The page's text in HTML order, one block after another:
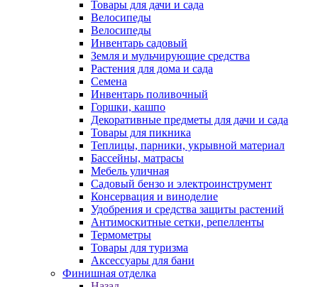
Товары для дачи и сада
Велосипеды
Велосипеды
Инвентарь садовый
Земля и мульчирующие средства
Растения для дома и сада
Семена
Инвентарь поливочный
Горшки, кашпо
Декоративные предметы для дачи и сада
Товары для пикника
Теплицы, парники, укрывной материал
Бассейны, матрасы
Мебель уличная
Садовый бензо и электроинструмент
Консервация и виноделие
Удобрения и средства защиты растений
Антимоскитные сетки, репелленты
Термометры
Товары для туризма
Аксессуары для бани
Финишная отделка